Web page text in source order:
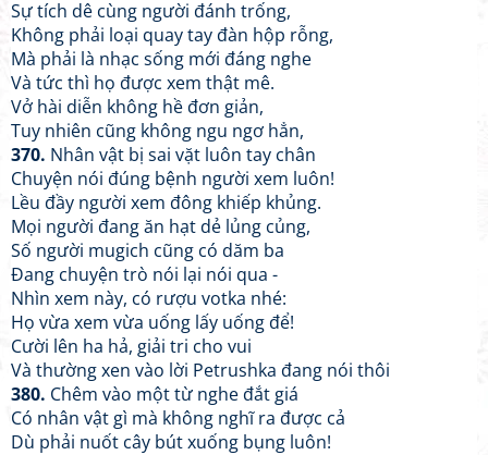
Sự tích dê cùng người đánh trống,
Không phải loại quay tay đàn hộp rỗng,
Mà phải là nhạc sống mới đáng nghe
Và tức thì họ được xem thật mê.
Vở hài diễn không hề đơn giản,
Tuy nhiên cũng không ngu ngơ hẳn,
370. Nhân vật bị sai vặt luôn tay chân
Chuyện nói đúng bệnh người xem luôn!
Lều đầy người xem đông khiếp khủng.
Mọi người đang ăn hạt dẻ lủng củng,
Số người mugich cũng có dăm ba
Đang chuyện trò nói lại nói qua -
Nhìn xem này, có rượu votka nhé:
Họ vừa xem vừa uống lấy uống để!
Cười lên ha hả, giải tri cho vui
Và thường xen vào lời Petrushka đang nói thôi
380. Chêm vào một từ nghe đắt giá
Có nhân vật gì mà không nghĩ ra được cả
Dù phải nuốt cây bút xuống bụng luôn!